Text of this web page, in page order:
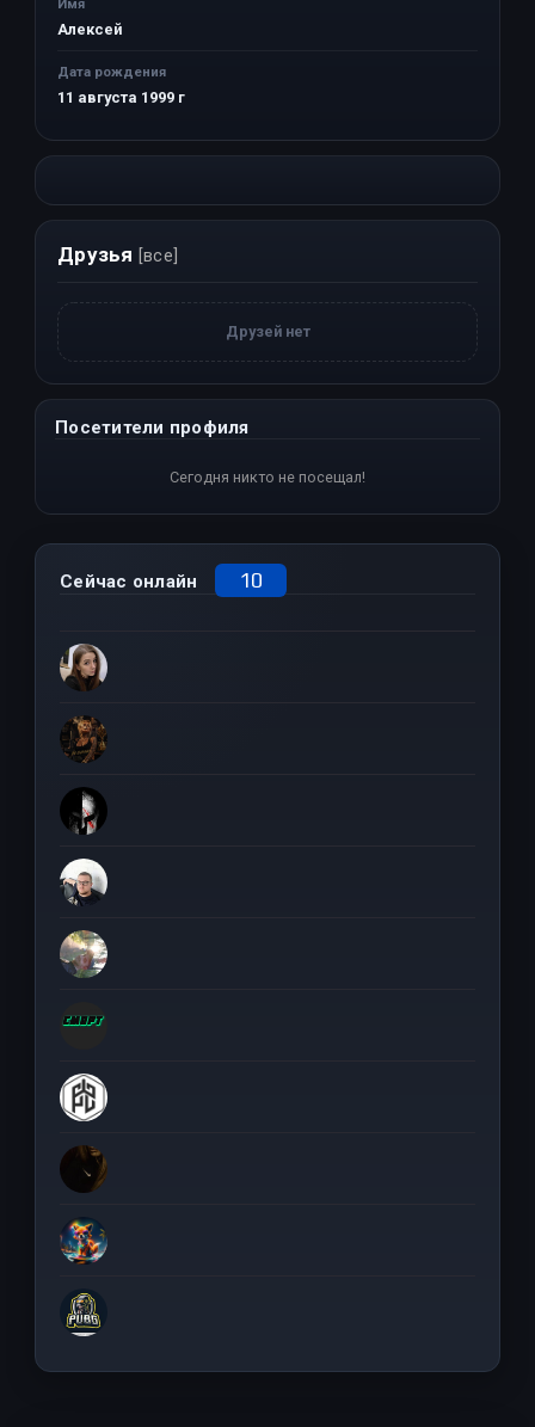
Имя
Алексей
Дата рождения
11 августа 1999 г
Друзья [все]
Друзей нет
Посетители профиля
Сегодня никто не посещал!
Сейчас онлайн 10